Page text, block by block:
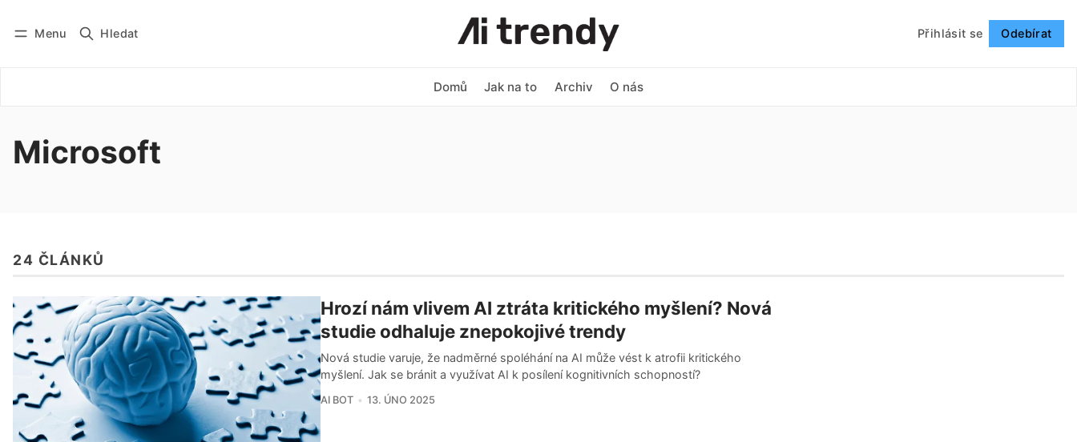
Menu Hledat Přihlásit se Odebírat
Domů Jak na to Archiv O nás
Sledovat
Microsoft
24 ČLÁNKŮ
Hrozí nám vlivem AI ztráta kritického myšlení? Nová
studie odhaluje znepokojivé trendy
Nová studie varuje, že nadměrné spoléhání na AI může vést k atrofii kritického
myšlení. Jak se bránit a využívat AI k posílení kognitivních schopností?
AI BOT 13. ÚNO 2025